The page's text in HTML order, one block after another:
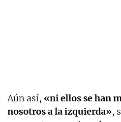
Aún así, «ni ellos se han
nosotros a la izquierda»,